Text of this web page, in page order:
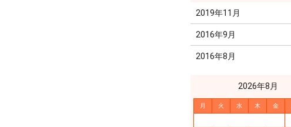
2019年11月
2016年9月
2016年8月
2026年8月
月 火 水 木 金